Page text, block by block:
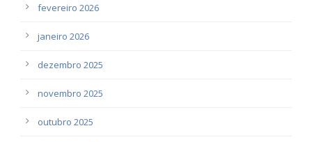
fevereiro 2026
janeiro 2026
dezembro 2025
novembro 2025
outubro 2025